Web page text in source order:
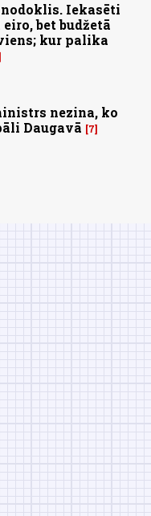
Iekasēti
bet budžetā
kur palika
nezina, ko
Daugavā
7